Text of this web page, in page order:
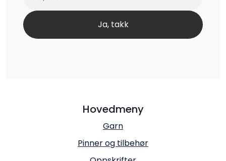
Hovedmeny
Garn
Pinner og tilbehør